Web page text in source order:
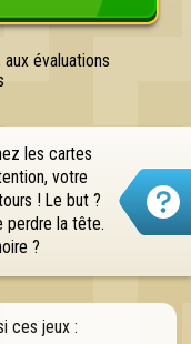
évaluations
les cartes
votre
! Le but ?
perdre la tête.
?
ces jeux :